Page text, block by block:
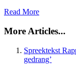
Read More
More Articles...
Spreektekst
gedrang’